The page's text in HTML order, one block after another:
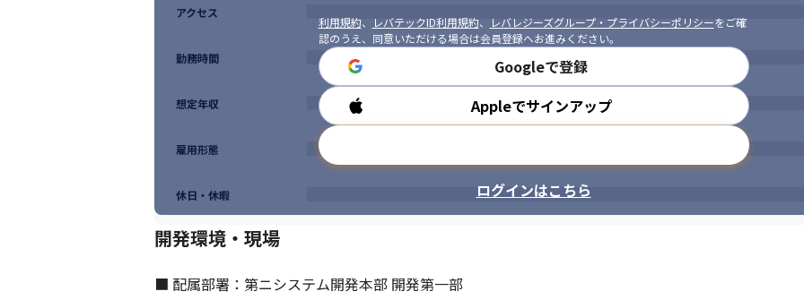
コミュニケーションを大切にしています。
利用規約、 レバテックID利用規約、 レバレジーズグループ・プライバシーポリシーをご確
認のうえ、同意いただける場合は会員登録へお進みください。
Googleで登録
Appleでサインアップ
ログインはこちら
アクセス
勤務時間
想定年収
雇用形態
休日・休暇
開発環境・現場
■ 配属部署：第ニシステム開発本部 開発第一部